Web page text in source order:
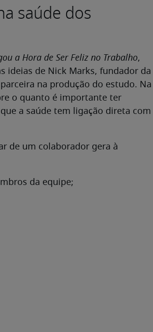
saúde dos
a Hora de Ser Feliz no Trabalho,
ideias de Nick Marks, fundador da
na produção do estudo. Na
o quanto é importante ter
a saúde tem ligação direta com
de um colaborador gera à
da equipe;